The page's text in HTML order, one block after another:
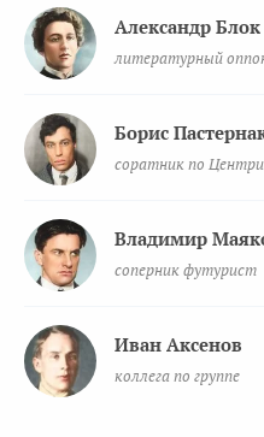
Александр Блок
литературный
Борис
соратник по
Владимир
соперник футурист
Иван Аксенов
коллега по группе